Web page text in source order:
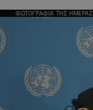
ΦΩΤΟΓΡΑΦΙΑ ΤΗΣ ΗΜΕΡΑΣ